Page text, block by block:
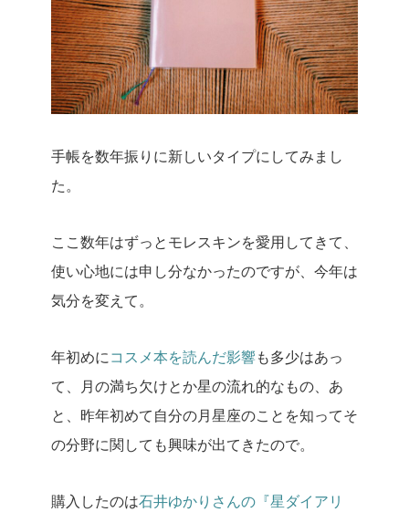
手帳を数年振りに新しいタイプにしてみまし
た。
ここ数年はずっとモレスキンを愛用してきて、
使い心地には申し分なかったのですが、今年は
気分を変えて。
年初めにコスメ本を読んだ影響も多少はあっ
て、月の満ち欠けとか星の流れ的なもの、あ
と、昨年初めて自分の月星座のことを知ってそ
の分野に関しても興味が出てきたので。
購入したのは石井ゆかりさんの『星ダイアリ